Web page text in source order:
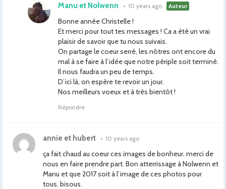
Manu et Nolwenn • 10 years ago Auteur
Bonne année Christelle !
Et merci pour tout tes messages ! Ca a été un vrai
plaisir de savoir que tu nous suivais.
On partage le coeur serré, les nôtres ont encore du
mal à se faire à l’idée que notre périple soit terminé.
Il nous faudra un peu de temps.
D’ici là, on espère te revoir un jour.
Nos meilleurs voeux et à très bientôt !
Répondre
annie et hubert • 10 years ago
ça fait chaud au coeur ces images de bonheur. merci de
nous en faire prendre part. Bon atterrissage à Nolwenn et
Manu et que 2017 soit à l’image de ces photos pour
tous. bisous.